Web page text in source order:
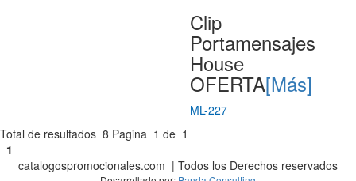
Clip
Portamensajes
House
OFERTA[Más]
ML-227
Total de resultados 8 Pagina 1 de 1
1
catalogospromocionales.com | Todos los Derechos reservados